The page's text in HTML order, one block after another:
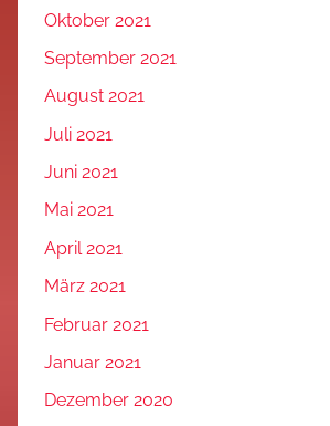
Oktober 2021
September 2021
August 2021
Juli 2021
Juni 2021
Mai 2021
April 2021
März 2021
Februar 2021
Januar 2021
Dezember 2020